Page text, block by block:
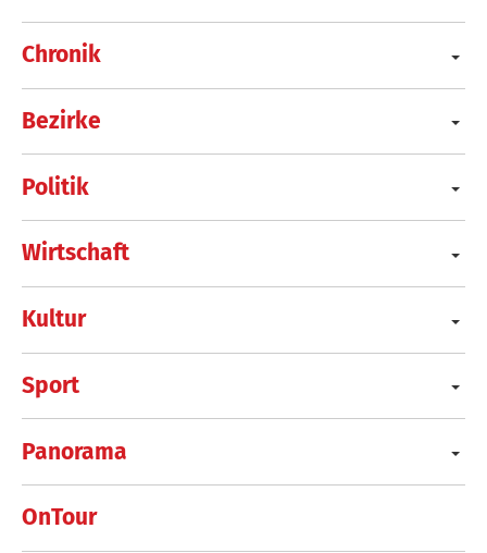
Chronik
Bezirke
Politik
Wirtschaft
Kultur
Sport
Panorama
OnTour